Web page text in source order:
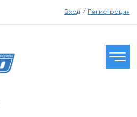
Вход / Регистрация